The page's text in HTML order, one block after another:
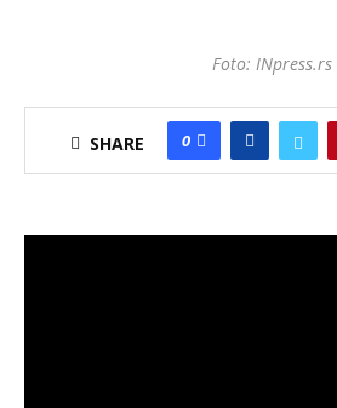
Foto: INpress.rs
SHARE 0